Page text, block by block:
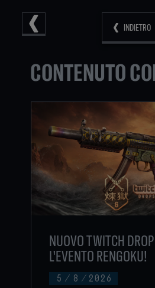
INDIETRO
CONTENUTO
5 / 8 / 2026
NUOVO TWITCH
L'EVENTO RENGOKU!